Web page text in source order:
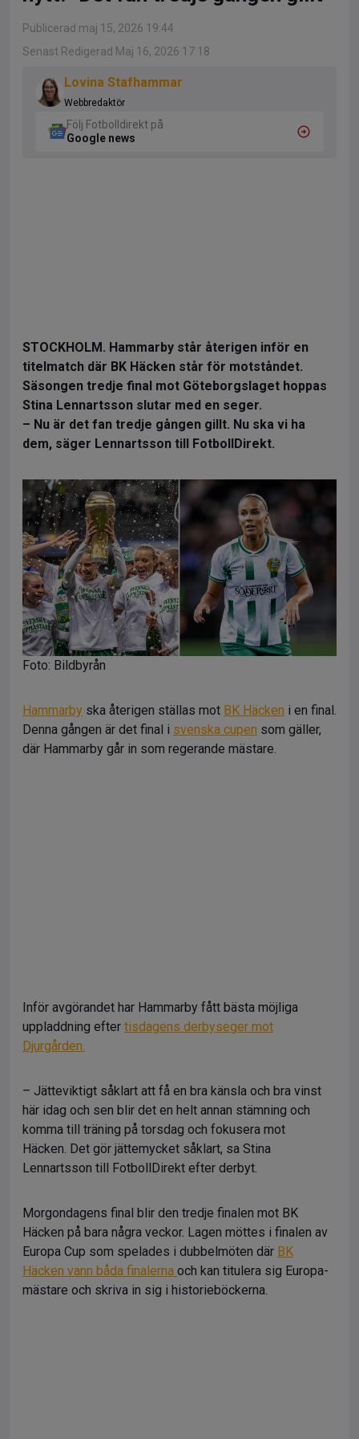
Publicerad maj 15, 2026 19:44
Senast Redigerad Maj 16, 2026 17:18
Lovina Stafhammar
Webbredaktör
Följ Fotbolldirekt på
Google news
STOCKHOLM. Hammarby står återigen inför en
titelmatch där BK Häcken står för motståndet.
Säsongen tredje final mot Göteborgslaget hoppas
Stina Lennartsson slutar med en seger.
– Nu är det fan tredje gången gillt. Nu ska vi ha
dem, säger Lennartsson till FotbollDirekt.
Foto: Bildbyrån
Hammarby ska återigen ställas mot BK Häcken i en final.
Denna gången är det final i svenska cupen som gäller,
där Hammarby går in som regerande mästare.
Inför avgörandet har Hammarby fått bästa möjliga
uppladdning efter tisdagens derbyseger mot
Djurgården.
– Jätteviktigt såklart att få en bra känsla och bra vinst
här idag och sen blir det en helt annan stämning och
komma till träning på torsdag och fokusera mot
Häcken. Det gör jättemycket såklart, sa Stina
Lennartsson till FotbollDirekt efter derbyt.
Morgondagens final blir den tredje finalen mot BK
Häcken på bara några veckor. Lagen möttes i finalen av
Europa Cup som spelades i dubbelmöten där BK
Häcken vann båda finalerna och kan titulera sig Europa-
mästare och skriva in sig i historieböckerna.